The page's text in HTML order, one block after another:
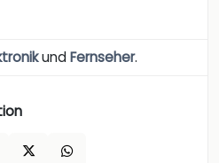
undFernseher.